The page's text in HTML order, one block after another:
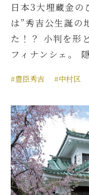
日本3大埋蔵金の
は”秀吉公生誕の
た！？ 小判を形
フィナンシェ。
#豊臣秀吉 #中村区